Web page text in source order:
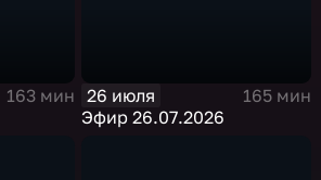
163 мин
26 июля
165 мин
Эфир 26.07.2026